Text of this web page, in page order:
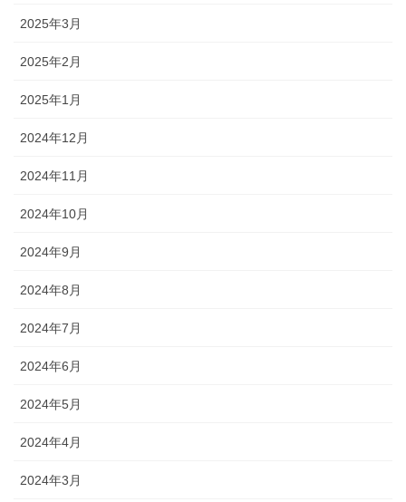
2025年3月
2025年2月
2025年1月
2024年12月
2024年11月
2024年10月
2024年9月
2024年8月
2024年7月
2024年6月
2024年5月
2024年4月
2024年3月